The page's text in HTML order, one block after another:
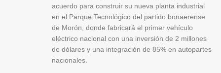
acuerdo para construir su nueva planta industrial
en el Parque Tecnológico del partido bonaerense
de Morón, donde fabricará el primer vehículo
eléctrico nacional con una inversión de 2 millones
de dólares y una integración de 85% en autopartes
nacionales.